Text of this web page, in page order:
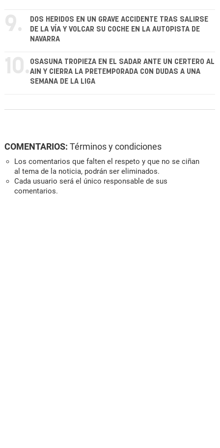
9.
DOS HERIDOS EN UN GRAVE ACCIDENTE TRAS SALIRSE
DE LA VÍA Y VOLCAR SU COCHE EN LA AUTOPISTA DE
NAVARRA
10. OSASUNA TROPIEZA EN EL SADAR ANTE UN CERTERO AL
AIN Y CIERRA LA PRETEMPORADA CON DUDAS A UNA
SEMANA DE LA LIGA
COMENTARIOS: Términos y condiciones
Los comentarios que falten el respeto y que no se ciñan
al tema de la noticia, podrán ser eliminados.
Cada usuario será el único responsable de sus
comentarios.